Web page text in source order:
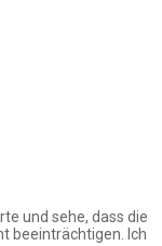
und sehe, dass die
beeinträchtigen. Ich